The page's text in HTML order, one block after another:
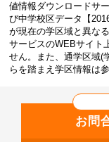
値情報ダウンロードサ
び中学校区データ【
が現在の学区域と異な
サービスのWEBサイト
せん。また、通学区域(
らを踏まえ学区情報は